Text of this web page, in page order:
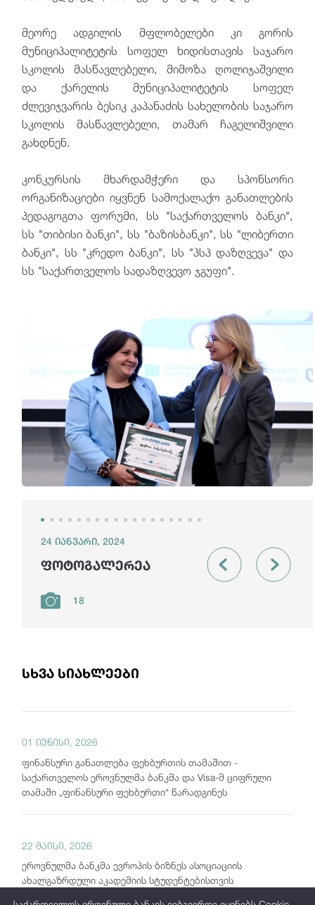
მეორე ადგილის მფლობელები კი გორის
მუნიციპალიტეტის სოფელ ხიდისთავის საჯარო
სკოლის მასწავლებელი, მიმოზა ღოლიჯაშვილი
და ქარელის მუნიციპალიტეტის სოფელ
ძლევიჯვარის ბესიკ კაპანაძის სახელობის საჯარო
სკოლის მასწავლებელი, თამარ ჩაგელიშვილი
გახდნენ.
კონკურსის მხარდამჭერი და სპონსორი
ორგანიზაციები იყვნენ სამოქალაქო განათლების
პედაგოგთა ფორუმი, სს "საქართველოს ბანკი",
სს "თიბისი ბანკი", სს "ბაზისბანკი", სს "ლიბერთი
ბანკი", სს "კრედო ბანკი", სს "პსპ დაზღვევა" და
სს "საქართველოს სადაზღვევო ჯგუფი".
24 იანვარი, 2024
ფოტოგალერეა
18
სხვა სიახლეები
01 ივნისი, 2026
ფინანსური განათლება ფეხბურთის თამაშით -
საქართველოს ეროვნულმა ბანკმა და Visa-მ ციფრული
თამაში „ფინანსური ფეხბურთი“ წარადგინეს
22 მაისი, 2026
ეროვნულმა ბანკმა ევროპის ბიზნეს ასოციაციის
ახალგაზრდული აკადემიის სტუდენტებისთვის